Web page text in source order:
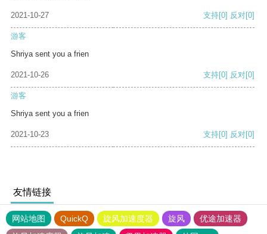
2021-10-27 支持[0] 反对[0]
游客
Shriya sent you a frien
2021-10-26 支持[0] 反对[0]
游客
Shriya sent you a frien
2021-10-23 支持[0] 反对[0]
友情链接
网站地图 QuickQ 旋风加速度器 旋风
优途加速器